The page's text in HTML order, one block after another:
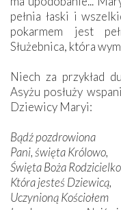
pełnia łaski i
pokarmem jest
Służebnica, która
Niech za przykład
Asyżu posłuży
Dziewicy Maryi:
Bądź pozdrowiona
Pani, święta Królowo,
Święta Boża
Która jesteś Dziewicą,
Uczynioną Kościołem